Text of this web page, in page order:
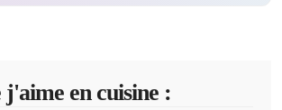
j'aime en cuisine :